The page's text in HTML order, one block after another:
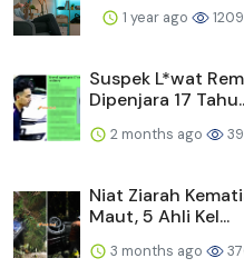
1 year ago 1209
Suspek L*wat
Dipenjara 17
2 months ago
Niat Ziarah
Maut, 5 Ahli Kel...
3 months ago